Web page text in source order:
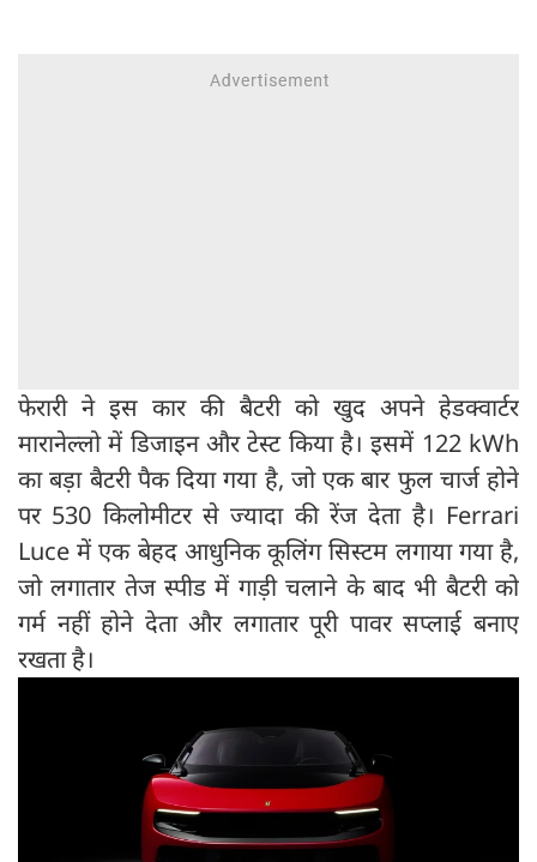
फेरारी ने इस कार की बैटरी को खुद अपने हेडक्वार्टर
मारानेल्लो में डिजाइन और टेस्ट किया है। इसमें 122 kWh
का बड़ा बैटरी पैक दिया गया है, जो एक बार फुल चार्ज होने
पर 530 किलोमीटर से ज्यादा की रेंज देता है। Ferrari
Luce में एक बेहद आधुनिक कूलिंग सिस्टम लगाया गया है,
जो लगातार तेज स्पीड में गाड़ी चलाने के बाद भी बैटरी को
गर्म नहीं होने देता और लगातार पूरी पावर सप्लाई बनाए
रखता है।